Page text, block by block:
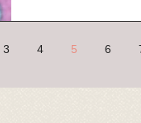
3 4 5 6